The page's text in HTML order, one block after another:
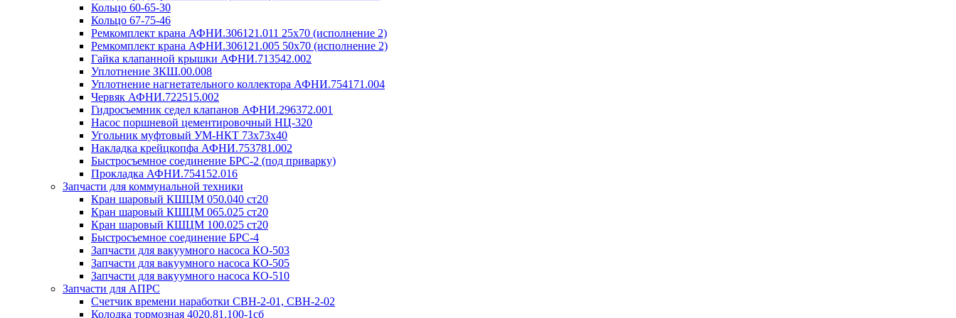
Кольцо 60-65-30
Кольцо 67-75-46
Ремкомплект крана АФНИ.306121.011 25х70 (исполнение 2)
Ремкомплект крана АФНИ.306121.005 50х70 (исполнение 2)
Гайка клапанной крышки АФНИ.713542.002
Уплотнение ЗКШ.00.008
Уплотнение нагнетательного коллектора АФНИ.754171.004
Червяк АФНИ.722515.002
Гидросъемник седел клапанов АФНИ.296372.001
Насос поршневой цементировочный НЦ-320
Угольник муфтовый УМ-НКТ 73х73х40
Накладка крейцкопфа АФНИ.753781.002
Быстросъемное соединение БРС-2 (под приварку)
Прокладка АФНИ.754152.016
Запчасти для коммунальной техники
Кран шаровый КШЦМ 050.040 ст20
Кран шаровый КШЦМ 065.025 ст20
Кран шаровый КШЦМ 100.025 ст20
Быстросъемное соединение БРС-4
Запчасти для вакуумного насоса КО-503
Запчасти для вакуумного насоса КО-505
Запчасти для вакуумного насоса КО-510
Запчасти для АПРС
Счетчик времени наработки СВН-2-01, СВН-2-02
Колодка тормозная 4020.81.100-1сб